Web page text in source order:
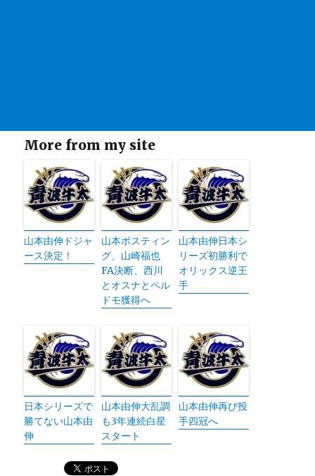
More from my site
山本由伸ドジャ
ース決定！
山本ポスティン
グ、山崎福也
FA決断、西川
とオスナとペル
ドモ獲得へ
山本由伸日本シ
リーズ初勝利で
オリックス逆王
手
日本シリーズで
勝てない山本由
伸
山本由伸大乱調
も3年連続白星
スタート
山本由伸再び投
手四冠へ